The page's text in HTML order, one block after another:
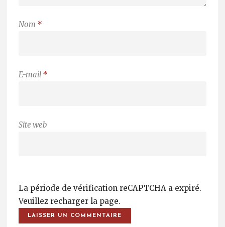
Nom *
E-mail *
Site web
La période de vérification reCAPTCHA a expiré.
Veuillez recharger la page.